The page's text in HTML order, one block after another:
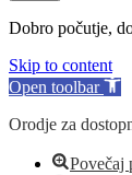
Dobro počutje,
Skip to content
Open toolbar
Orodje za
Povečaj